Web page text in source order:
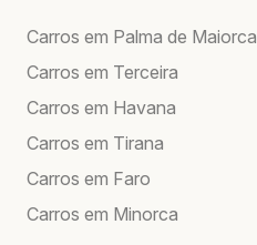
Carros em Palma de Maiorca
Carros em Terceira
Carros em Havana
Carros em Tirana
Carros em Faro
Carros em Minorca